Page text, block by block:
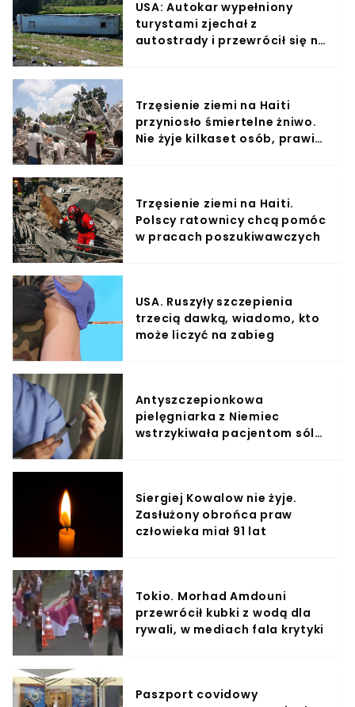
USA: Autokar wypełniony
turystami zjechał z
autostrady i przewrócił się na
Trzęsienie ziemi na Haiti
przyniosło śmiertelne żniwo.
Nie żyje kilkaset osób, prawie
Trzęsienie ziemi na Haiti.
Polscy ratownicy chcą pomóc
w pracach poszukiwawczych
USA. Ruszyły szczepienia
trzecią dawką, wiadomo, kto
może liczyć na zabieg
Antyszczepionkowa
pielęgniarka z Niemiec
wstrzykiwała pacjentom sól
Siergiej Kowalow nie żyje.
Zasłużony obrońca praw
człowieka miał 91 lat
Tokio. Morhad Amdouni
przewrócił kubki z wodą dla
rywali, w mediach fala krytyki
Paszport covidowy